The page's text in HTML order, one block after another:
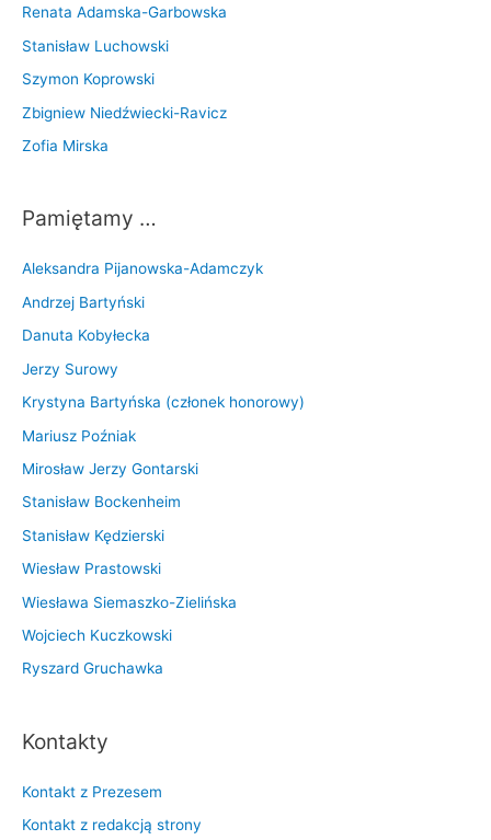
Renata Adamska-Garbowska
Stanisław Luchowski
Szymon Koprowski
Zbigniew Niedźwiecki-Ravicz
Zofia Mirska
Pamiętamy …
Aleksandra Pijanowska-Adamczyk
Andrzej Bartyński
Danuta Kobyłecka
Jerzy Surowy
Krystyna Bartyńska (członek honorowy)
Mariusz Poźniak
Mirosław Jerzy Gontarski
Stanisław Bockenheim
Stanisław Kędzierski
Wiesław Prastowski
Wiesława Siemaszko-Zielińska
Wojciech Kuczkowski
Ryszard Gruchawka
Kontakty
Kontakt z Prezesem
Kontakt z redakcją strony